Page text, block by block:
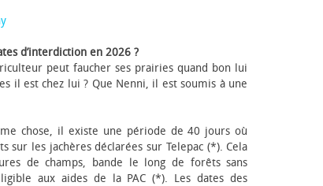
d’interdiction en 2026 ?
peut faucher ses prairies quand bon lui
il est chez lui ? Que Nenni, il est soumis à une
chose, il existe une période de 40 jours où
sur les jachères déclarées sur Telepac (*). Cela
de champs, bande le long de forêts sans
aux aides de la PAC (*). Les dates des